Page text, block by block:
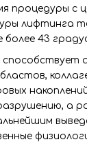
процедуры с
лифтинга
более 43
а